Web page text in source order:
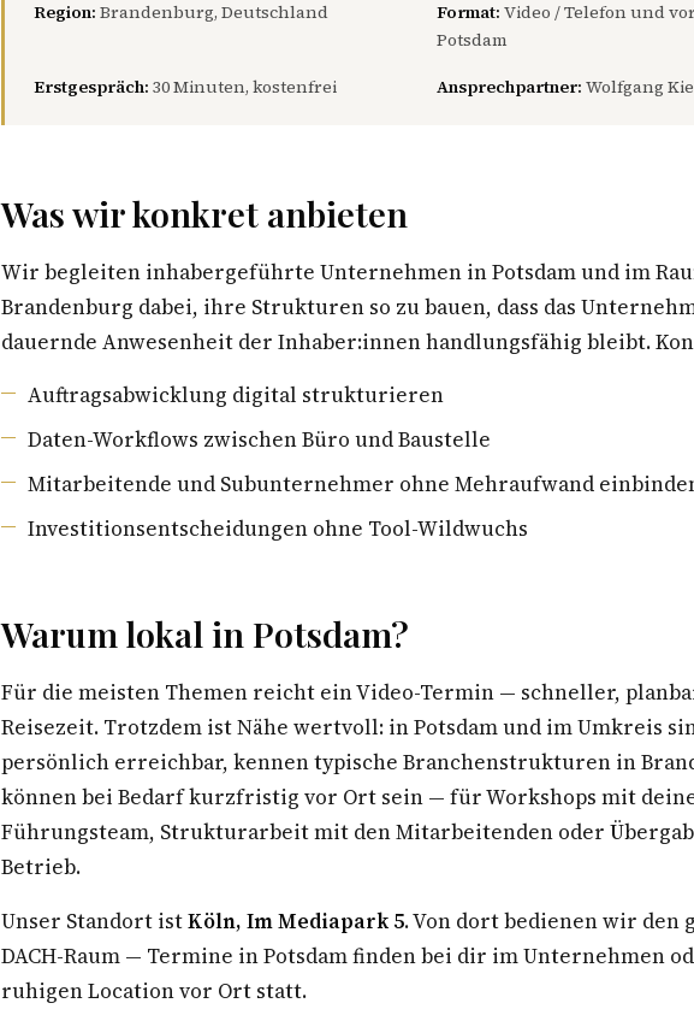
Region: Brandenburg, Deutschland Format: Video / Telefon und
Potsdam
Erstgespräch: 30 Minuten, kostenfrei Ansprechpartner: Wolfgang
Was wir konkret anbieten
Wir begleiten inhabergeführte Unternehmen in Potsdam und im
Brandenburg dabei, ihre Strukturen so zu bauen, dass das
dauernde Anwesenheit der Inhaber:innen handlungsfähig bleibt.
Auftragsabwicklung digital strukturieren
Daten-Workflows zwischen Büro und Baustelle
Mitarbeitende und Subunternehmer ohne Mehraufwand
Investitionsentscheidungen ohne Tool-Wildwuchs
Warum lokal in Potsdam?
Für die meisten Themen reicht ein Video-Termin — schneller,
Reisezeit. Trotzdem ist Nähe wertvoll: in Potsdam und im Umkreis
persönlich erreichbar, kennen typische Branchenstrukturen in
können bei Bedarf kurzfristig vor Ort sein — für Workshops mit
Führungsteam, Strukturarbeit mit den Mitarbeitenden oder
Betrieb.
Unser Standort istKöln, Im Mediapark 5. Von dort bedienen wir den
DACH-Raum — Termine in Potsdam finden bei dir im Unternehmen
ruhigen Location vor Ort statt.